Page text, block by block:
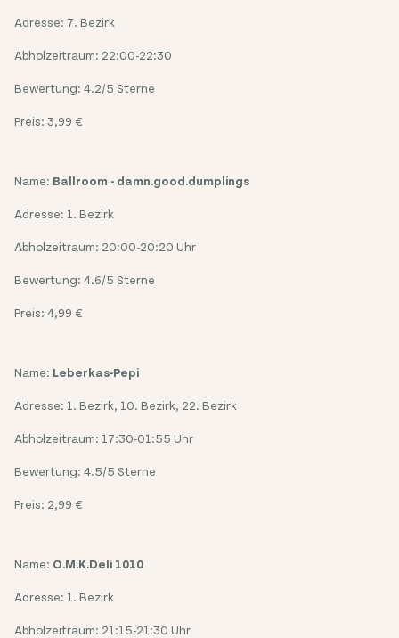
Adresse: 7. Bezirk
Abholzeitraum: 22:00-22:30
Bewertung: 4.2/5 Sterne
Preis: 3,99 €
Name: Ballroom - damn.good.dumplings
Adresse: 1. Bezirk
Abholzeitraum: 20:00-20:20 Uhr
Bewertung: 4.6/5 Sterne
Preis: 4,99 €
Name: Leberkas-Pepi
Adresse: 1. Bezirk, 10. Bezirk, 22. Bezirk
Abholzeitraum: 17:30-01:55 Uhr
Bewertung: 4.5/5 Sterne
Preis: 2,99 €
Name: O.M.K.Deli 1010
Adresse: 1. Bezirk
Abholzeitraum: 21:15-21:30 Uhr